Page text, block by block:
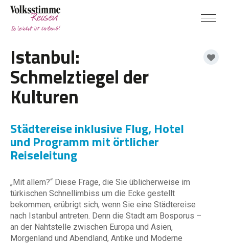
Istanbul:
Schmelztiegel der
Kulturen
Städtereise inklusive Flug, Hotel
und Programm mit örtlicher
Reiseleitung
„Mit allem?“ Diese Frage, die Sie üblicherweise im
türkischen Schnellimbiss um die Ecke gestellt
bekommen, erübrigt sich, wenn Sie eine Städtereise
nach Istanbul antreten. Denn die Stadt am Bosporus –
an der Nahtstelle zwischen Europa und Asien,
Morgenland und Abendland, Antike und Moderne